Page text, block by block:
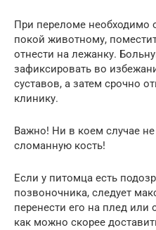
При переломе необходимо
покой животному,
отнести на лежанку.
зафиксировать во
суставов, а затем срочно
клинику.
Важно! Ни в коем случае
сломанную кость!
Если у питомца есть
позвоночника, следует
перенести его на плед или
как можно скорее